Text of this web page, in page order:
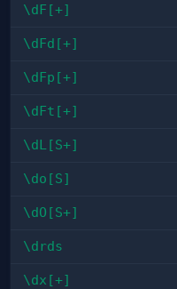
\dF[+]
\dFd[+]
\dFp[+]
\dFt[+]
\dL[S+]
\do[S]
\dO[S+]
\drds
\dx[+]